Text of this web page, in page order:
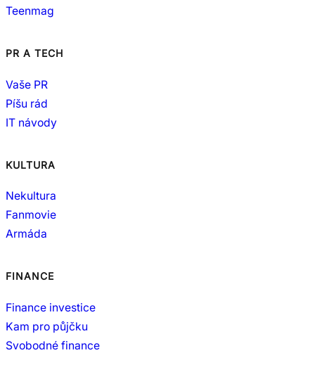
Teenmag
PR A TECH
Vaše PR
Píšu rád
IT návody
KULTURA
Nekultura
Fanmovie
Armáda
FINANCE
Finance investice
Kam pro půjčku
Svobodné finance